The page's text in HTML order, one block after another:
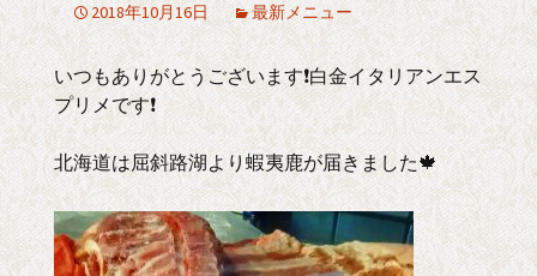
2018年10月16日 最新メニュー
いつもありがとうございます❗白金イタリアンエス
プリメです❗
北海道は屈斜路湖より蝦夷鹿が届きました🍁